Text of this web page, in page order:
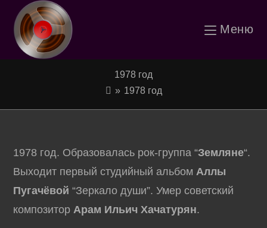
Перейти
содержимому
Меню
1978 год
» 1978 год
1978 год. Образовалась рок-группа “Земляне“.
Выходит первый студийный альбомАллы
Пугачёвой “Зеркало души”. Умер советский
композиторАрам Ильич Хачатурян.